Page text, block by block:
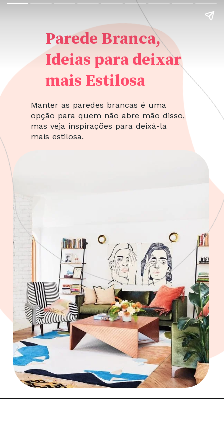
Manter as paredes brancas é uma
opção para quem não abre mão disso,
mas veja inspirações para deixá-la
mais estilosa.
Parede Branca,
Ideias para deixar
mais Estilosa